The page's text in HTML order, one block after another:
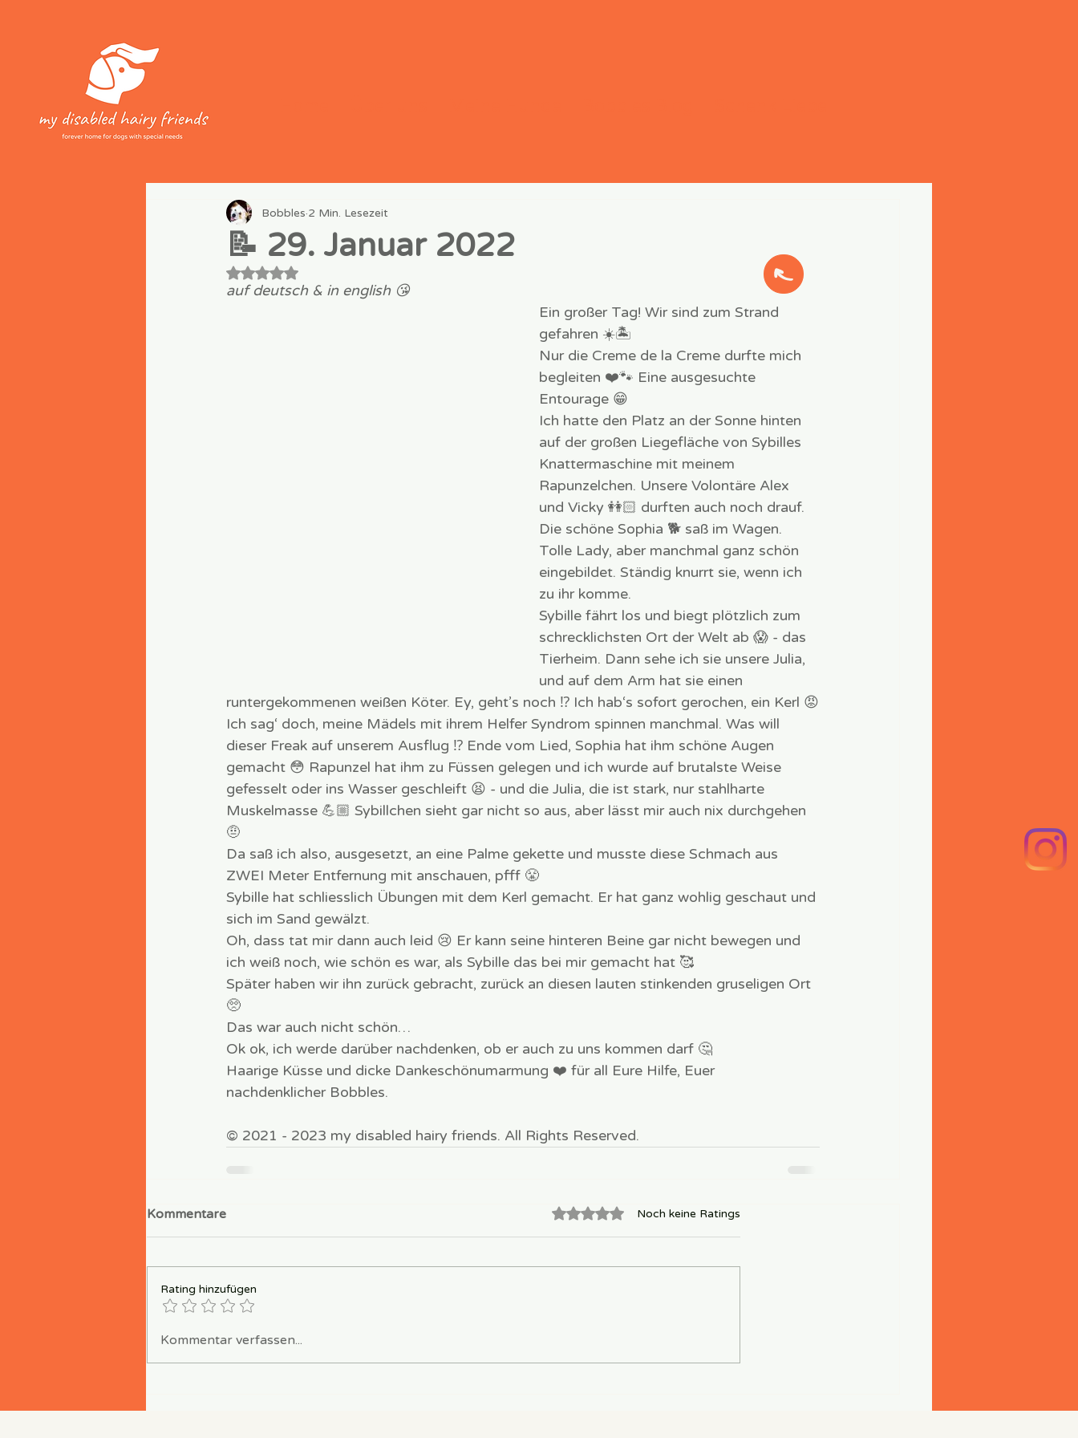
📝 29. Januar 2022
Bobbles 2 Min. Lesezeit
Mit NaN von 5 Sternen bewertet.
auf deutsch & in english 😘
Ein großer Tag! Wir sind zum Strand
gefahren ☀️🏝
Nur die Creme de la Creme durfte mich
begleiten ❤️🐾 Eine ausgesuchte
Entourage 😁
Ich hatte den Platz an der Sonne hinten
auf der großen Liegefläche von Sybilles
Knattermaschine mit meinem
Rapunzelchen. Unsere Volontäre Alex
und Vicky 👭🏻 durften auch noch drauf.
Die schöne Sophia 🐕 saß im Wagen.
Tolle Lady, aber manchmal ganz schön
eingebildet. Ständig knurrt sie, wenn ich
zu ihr komme.
Sybille fährt los und biegt plötzlich zum
schrecklichsten Ort der Welt ab 😱 - das
Tierheim. Dann sehe ich sie unsere Julia,
und auf dem Arm hat sie einen
runtergekommenen weißen Köter. Ey, geht’s noch ⁉️ Ich hab‘s sofort gerochen, ein Kerl 😡
Ich sag‘ doch, meine Mädels mit ihrem Helfer Syndrom spinnen manchmal. Was will
dieser Freak auf unserem Ausflug ⁉️ Ende vom Lied, Sophia hat ihm schöne Augen
gemacht 😳 Rapunzel hat ihm zu Füssen gelegen und ich wurde auf brutalste Weise
gefesselt oder ins Wasser geschleift 😫 - und die Julia, die ist stark, nur stahlharte
Muskelmasse 💪🏼 Sybillchen sieht gar nicht so aus, aber lässt mir auch nix durchgehen
🤨
Da saß ich also, ausgesetzt, an eine Palme gekette und musste diese Schmach aus
ZWEI Meter Entfernung mit anschauen, pfff 😤
Sybille hat schliesslich Übungen mit dem Kerl gemacht. Er hat ganz wohlig geschaut und
sich im Sand gewälzt.
Oh, dass tat mir dann auch leid 😢 Er kann seine hinteren Beine gar nicht bewegen und
ich weiß noch, wie schön es war, als Sybille das bei mir gemacht hat 🥰
Später haben wir ihn zurück gebracht, zurück an diesen lauten stinkenden gruseligen Ort
🥺
Das war auch nicht schön…
Ok ok, ich werde darüber nachdenken, ob er auch zu uns kommen darf 🤔
Haarige Küsse und dicke Dankeschönumarmung ❤️ für all Eure Hilfe, Euer
nachdenklicher Bobbles.
© 2021 - 2023 my disabled hairy friends. All Rights Reserved.
Kommentare Mit 0 von 5 Sternen bewertet.
Noch keine Ratings
Rating hinzufügen
Kommentar verfassen...